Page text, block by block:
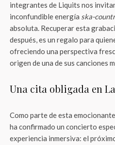
integrantes de Liquits nos
inconfundible energía ska-
absoluta. Recuperar esta
después, es un regalo para
ofreciendo una perspectiva
origen de una de sus canciones
Una cita obligada en
Como parte de esta
ha confirmado un concierto
experiencia inmersiva: el